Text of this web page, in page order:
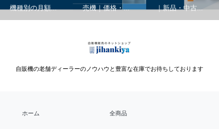
機種別の月額...
売機｜価格・...
｜新品・中古...
自販機の老舗ディーラーのノウハウと豊富な在庫でお待ちしております
ホーム 全商品